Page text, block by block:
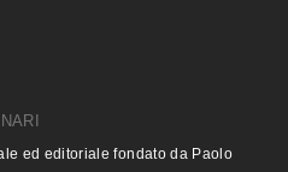
ed editoriale fondato da Paolo